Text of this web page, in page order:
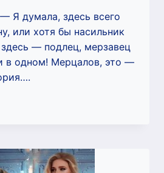
Я думала, здесь всего
или хотя бы насильник
— подлец, мерзавец
в одном! Мерцалов, это —